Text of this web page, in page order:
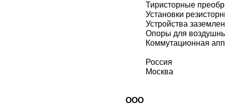
Тиристорные
Установки
Устройства
Опоры для
Коммутационная
Россия
Москва
ООО